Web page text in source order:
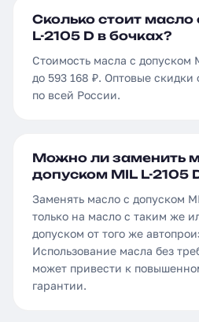
Сколько стоит масло
L-2105 D в бочках?
Стоимость масла с допуском
до 593 168 ₽. Оптовые скидки
по всей России.
Можно ли заменить
допуском MIL L-2105
Заменять масло с допуском
только на масло с таким же
допуском от того же
Использование масла без
может привести к
гарантии.